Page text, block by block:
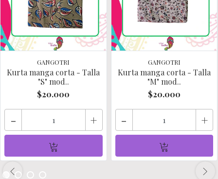
GANGOTRI
Kurta manga corta - Talla
"S" mod..
$20.000
- +
GANGOTRI
Kurta manga corta - Talla
"M" mod..
$20.000
- +